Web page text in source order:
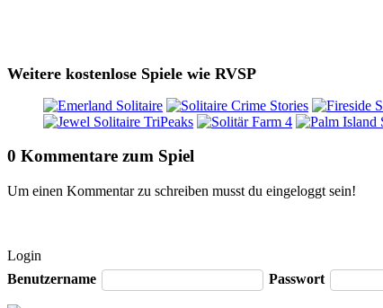
Weitere kostenlose Spiele wie RVSP
0 Kommentare zum Spiel
Um einen Kommentar zu schreiben musst du eingeloggt sein!
Login
Benutzername
Passwort